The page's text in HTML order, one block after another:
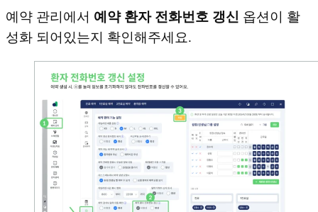
예약 관리에서 예약 환자 전화번호 갱신 옵션이 활
성화 되어있는지 확인해주세요.